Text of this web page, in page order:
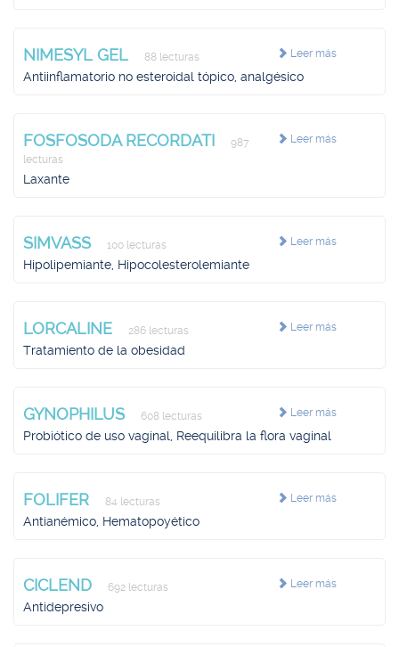
Leer más
NIMESYL GEL 88 lecturas
Antiinflamatorio no esteroidal tópico, analgésico
Leer más
FOSFOSODA RECORDATI
987
lecturas
Laxante
Leer más
SIMVASS 100 lecturas
Hipolipemiante, Hipocolesterolemiante
Leer más
LORCALINE 286 lecturas
Tratamiento de la obesidad
Leer más
GYNOPHILUS 608 lecturas
Probiótico de uso vaginal, Reequilibra la flora vaginal
Leer más
FOLIFER 84 lecturas
Antianémico, Hematopoyético
Leer más
CICLEND 692 lecturas
Antidepresivo